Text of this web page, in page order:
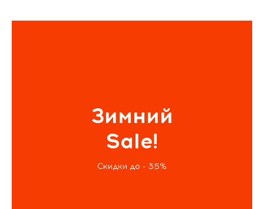
Зимний
Sale!
Скидки до - 35%